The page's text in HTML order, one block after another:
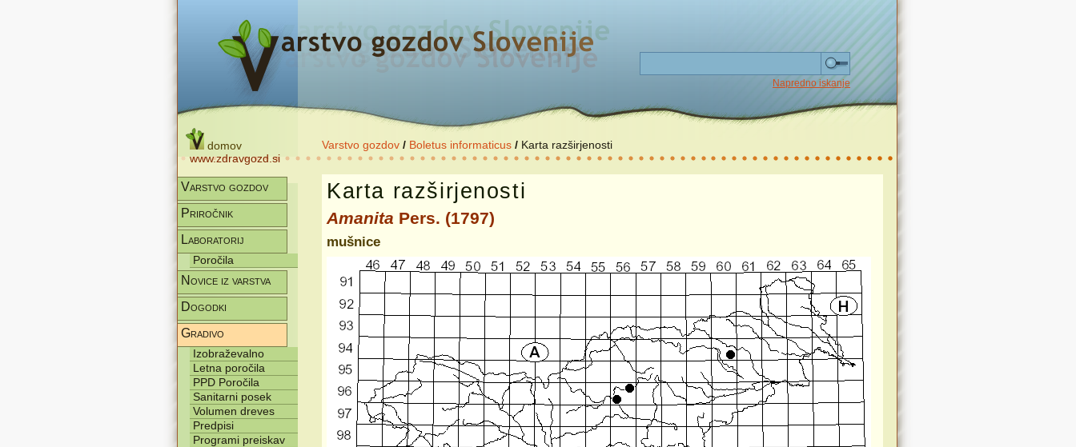
Napredno iskanje
domov
www.zdravgozd.si
Varstvo gozdov / Boletus informaticus / Karta razširjenosti
Varstvo gozdov
Priročnik
Laboratorij
Poročila
Novice iz varstva
Dogodki
Gradivo
Izobraževalno
Letna poročila
PPD Poročila
Sanitarni posek
Volumen dreves
Predpisi
Programi preiskav
Karta razširjenosti
Amanita Pers. (1797)
mušnice